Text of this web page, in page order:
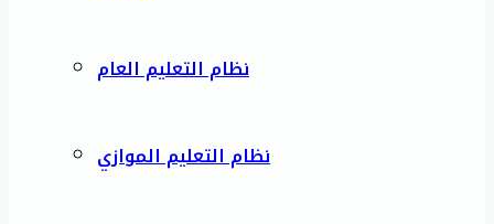
نظام التعليم العام
نظام التعليم الموازي